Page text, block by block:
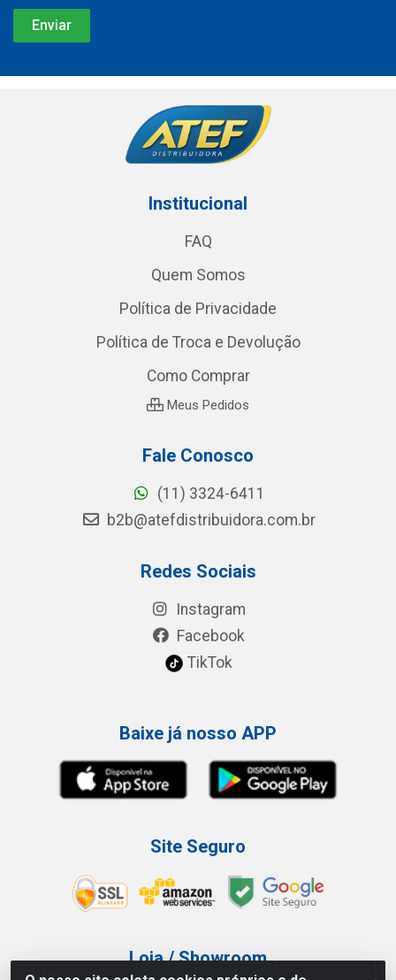
Institucional
FAQ
Quem Somos
Política de Privacidade
Política de Troca e Devolução
Como Comprar
Meus Pedidos
Fale Conosco
(11) 3324-6411
b2b@atefdistribuidora.com.br
Redes Sociais
Instagram
Facebook
TikTok
Baixe já nosso APP
Site Seguro
Loja / Showroom